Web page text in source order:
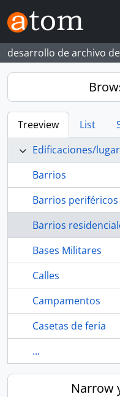
Skip to main content
desarrollo de archivo
Treeview List
Edificaciones/
Barrios
Barrios periféricos
Barrios
Bases Militares
Calles
Campamentos
Casetas de feria
...
Narrow